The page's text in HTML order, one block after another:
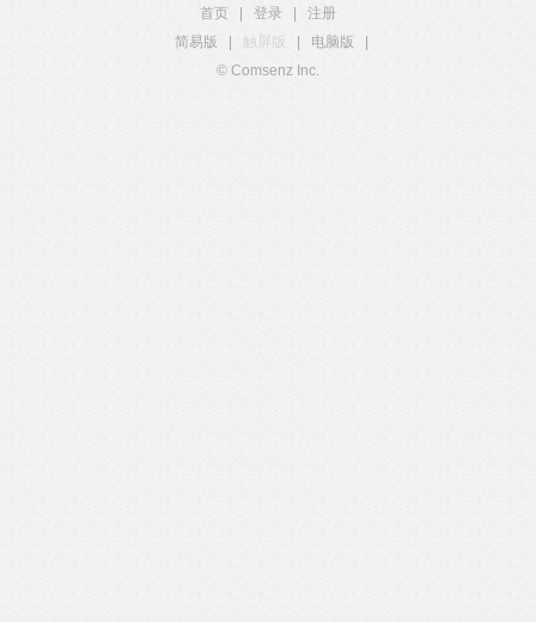
首页 登录
注册
简易版
触屏版 电脑版
© Comsenz Inc.